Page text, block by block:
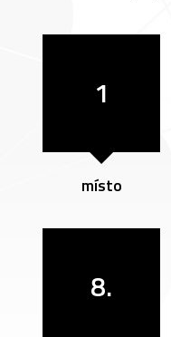
1
místo
8.